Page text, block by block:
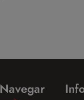
Navegar